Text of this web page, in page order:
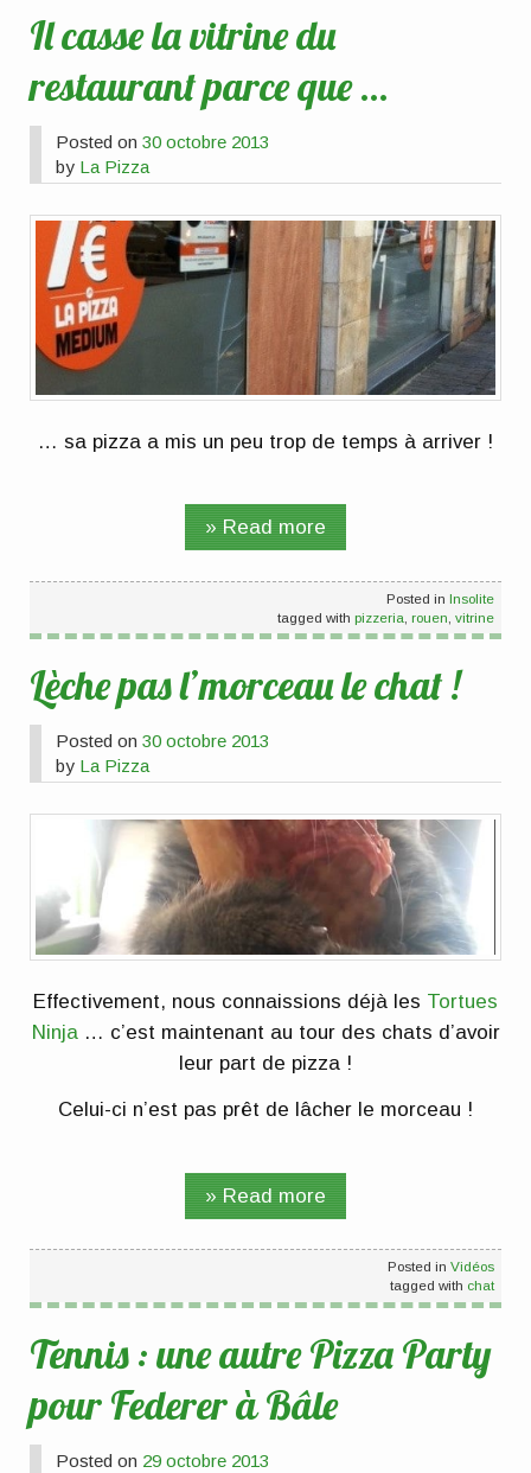
Il casse la vitrine du
restaurant parce que …
Posted on30 octobre 2013
by La Pizza
… sa pizza a mis un peu trop de temps à arriver !
» Read more
Posted in Insolite
tagged with pizzeria rouen vitrine
Lèche pas l’morceau le chat !
Posted on30 octobre 2013
by La Pizza
Effectivement, nous connaissions déjà les Tortues
Ninja… c’est maintenant au tour des chats d’avoir
leur part de pizza !
Celui-ci n’est pas prêt de lâcher le morceau !
» Read more
Posted in Vidéos
tagged with chat
Tennis : une autre Pizza Party
pour Federer à Bâle
Posted on 29 octobre 2013